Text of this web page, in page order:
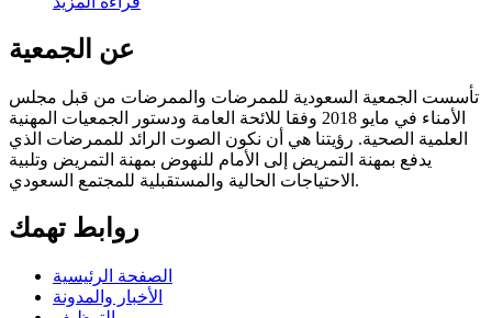
عن الجمعية
تأسست الجمعية السعودية للممرضات والممرضات من قبل مجلس
الأمناء في مايو 2018 وفقا للائحة العامة ودستور الجمعيات المهنية
العلمية الصحية. رؤيتنا هي أن نكون الصوت الرائد للممرضات الذي
يدفع بمهنة التمريض إلى الأمام للنهوض بمهنة التمريض وتلبية
الاحتياجات الحالية والمستقبلية للمجتمع السعودي.
روابط تهمك
الصفحة الرئيسية
الأخبار والمدونة